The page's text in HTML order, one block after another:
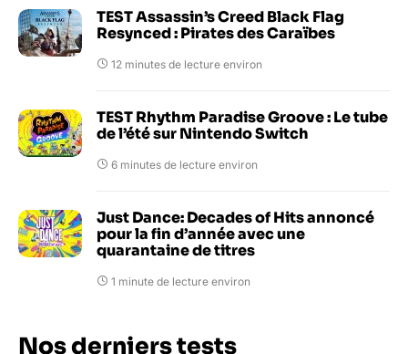
TEST Assassin’s Creed Black Flag
Resynced : Pirates des Caraïbes
12 minutes de lecture environ
TEST Rhythm Paradise Groove : Le tube
de l’été sur Nintendo Switch
6 minutes de lecture environ
Just Dance: Decades of Hits annoncé
pour la fin d’année avec une
quarantaine de titres
1 minute de lecture environ
Nos derniers tests